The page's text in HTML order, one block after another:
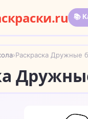
📚
›Раскраска Дружные